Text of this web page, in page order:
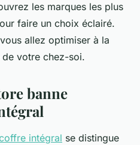
les marques les plus
faire un choix éclairé.
allez optimiser à la
votre chez-soi.
banne
intégral se distingue